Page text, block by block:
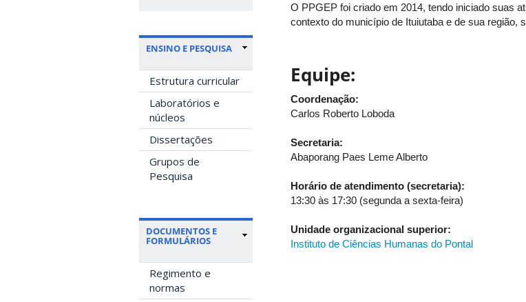
ENSINO E PESQUISA
Estrutura curricular
Laboratórios e
núcleos
Dissertações
Grupos de
Pesquisa
DOCUMENTOS E
FORMULÁRIOS
Regimento e
normas
O PPGEP foi criado em 2014, tendo iniciado suas
contexto do município de Ituiutaba e de sua região,
Equipe:
Coordenação:
Carlos Roberto Loboda
Secretaria:
Abaporang Paes Leme Alberto
Horário de atendimento (secretaria):
13:30 às 17:30 (segunda a sexta-feira)
Unidade organizacional superior:
Instituto de Ciências Humanas do Pontal